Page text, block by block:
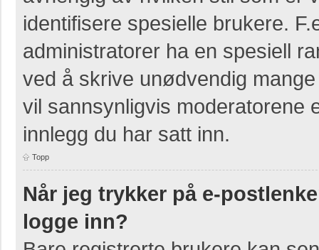
identifisere spesielle brukere.
administratorer ha en spesiell
ved å skrive unødvendig
vil sannsynligvis moderatorene
innlegg du har satt inn.
Topp
Når jeg trykker på e-
logge inn?